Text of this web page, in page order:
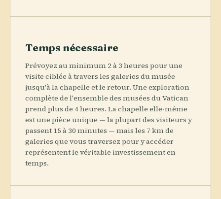
Temps nécessaire
Prévoyez au minimum 2 à 3 heures pour une
visite ciblée à travers les galeries du musée
jusqu'à la chapelle et le retour. Une exploration
complète de l'ensemble des musées du Vatican
prend plus de 4 heures. La chapelle elle-même
est une pièce unique — la plupart des visiteurs y
passent 15 à 30 minutes — mais les 7 km de
galeries que vous traversez pour y accéder
représentent le véritable investissement en
temps.